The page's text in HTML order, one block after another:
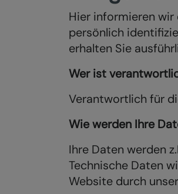
Hier informieren wir
persönlich
erhalten Sie
Wer ist
Verantwortlich für
Wie werden Ihre
Ihre Daten werden
Technische Daten
Website durch